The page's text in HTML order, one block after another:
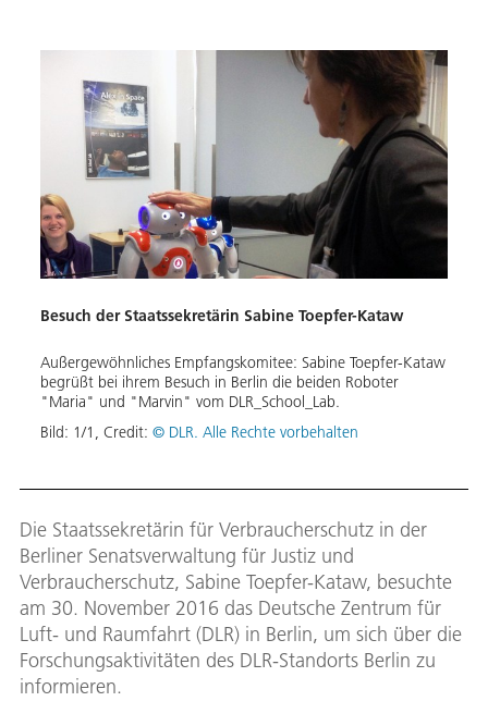
Besuch der Staatssekretärin Sabine Toepfer-Kataw
Außergewöhnliches Empfangskomitee: Sabine Toepfer-Kataw
begrüßt bei ihrem Besuch in Berlin die beiden Roboter
"Maria" und "Marvin" vom DLR_School_Lab.
Bild: 1/1 , Credit: © DLR. Alle Rechte vorbehalten
Die Staatssekretärin für Verbraucherschutz in der
Berliner Senatsverwaltung für Justiz und
Verbraucherschutz, Sabine Toepfer-Kataw, besuchte
am 30. November 2016 das Deutsche Zentrum für
Luft- und Raumfahrt (DLR) in Berlin, um sich über die
Forschungsaktivitäten des DLR-Standorts Berlin zu
informieren.